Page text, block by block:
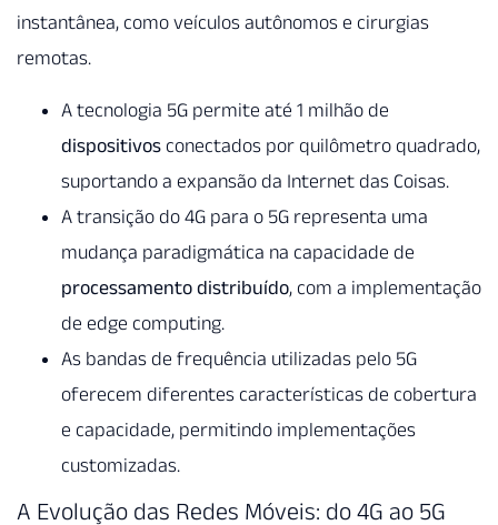
instantânea, como veículos autônomos e cirurgias
remotas.
A tecnologia 5G permite até 1 milhão de
dispositivos conectados por quilômetro quadrado,
suportando a expansão da Internet das Coisas.
A transição do 4G para o 5G representa uma
mudança paradigmática na capacidade de
processamento distribuído, com a implementação
de edge computing.
As bandas de frequência utilizadas pelo 5G
oferecem diferentes características de cobertura
e capacidade, permitindo implementações
customizadas.
A Evolução das Redes Móveis: do 4G ao 5G